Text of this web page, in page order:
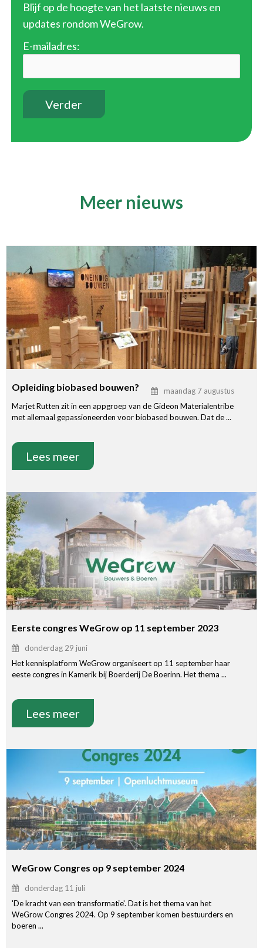
Blijf op de hoogte van het laatste nieuws en
updates rondom WeGrow.
E-mailadres:
Meer nieuws
Opleiding biobased bouwen?
maandag 7 augustus
Marjet Rutten zit in een appgroep van de Gideon Materialentribe
met allemaal gepassioneerden voor biobased bouwen. Dat de ...
Lees meer
Eerste congres WeGrow op 11 september 2023
donderdag 29 juni
Het kennisplatform WeGrow organiseert op 11 september haar
eeste congres in Kamerik bij Boerderij De Boerinn. Het thema ...
Lees meer
WeGrow Congres op 9 september 2024
donderdag 11 juli
'De kracht van een transformatie'. Dat is het thema van het
WeGrow Congres 2024. Op 9 september komen bestuurders en
boeren ...